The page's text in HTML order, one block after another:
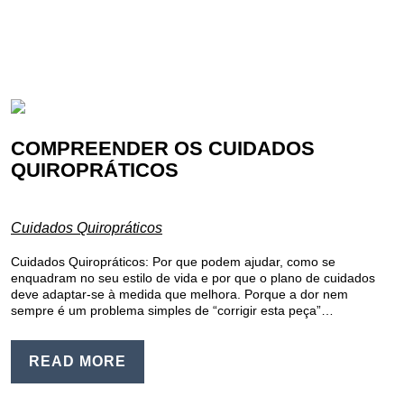
COMPREENDER OS CUIDADOS
QUIROPRÁTICOS
Cuidados Quiropráticos
Cuidados Quiropráticos: Por que podem ajudar, como se
enquadram no seu estilo de vida e por que o plano de cuidados
deve adaptar-se à medida que melhora. Porque a dor nem
sempre é um problema simples de “corrigir esta peça”…
READ MORE